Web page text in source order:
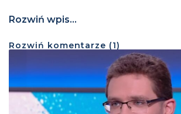
Rozwiń wpis...
Rozwiń komentarze (1)